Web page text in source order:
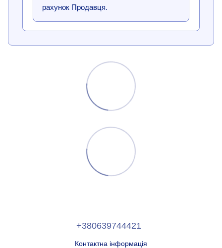
рахунок Продавця.
+380639744421
Контактна інформація